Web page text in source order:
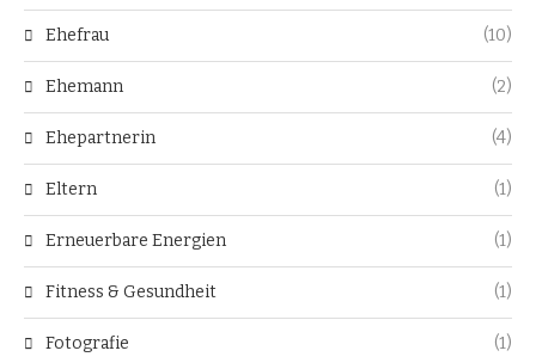
Ehefrau (10)
Ehemann (2)
Ehepartnerin (4)
Eltern (1)
Erneuerbare Energien (1)
Fitness & Gesundheit (1)
Fotografie (1)